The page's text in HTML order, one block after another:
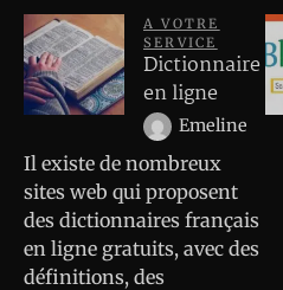
A VOTRE
SERVICE
Dictionnaire
en ligne
Emeline
Il existe de nombreux
sites web qui proposent
des dictionnaires français
en ligne gratuits, avec des
définitions, des